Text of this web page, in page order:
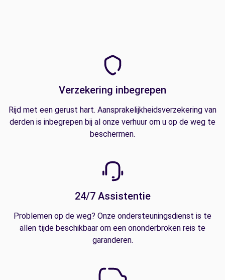
Verzekering inbegrepen
Rijd met een gerust hart. Aansprakelijkheidsverzekering van
derden is inbegrepen bij al onze verhuur om u op de weg te
beschermen.
24/7 Assistentie
Problemen op de weg? Onze ondersteuningsdienst is te
allen tijde beschikbaar om een ononderbroken reis te
garanderen.